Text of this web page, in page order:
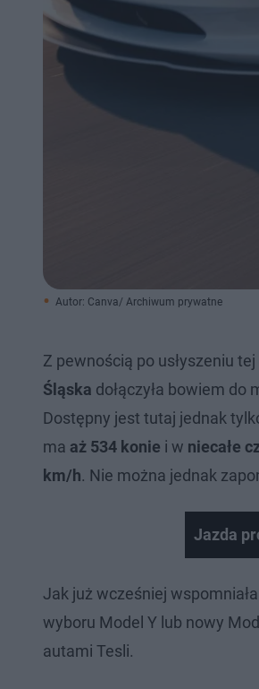
Autor: Canva/ Archiwum prywatne
Z pewnością po usłyszeniu
Śląska dołączyła bowiem
Dostępny jest tutaj jednak
ma aż 534 konie i w niecałe
km/h. Nie można jednak
Jazda
Jak już wcześniej
wyboru Model Y lub nowy
autami Tesli.